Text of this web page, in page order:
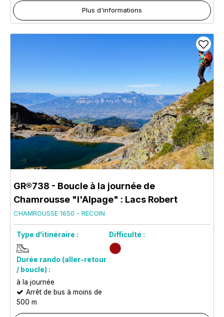
Plus d'informations
GR®738 - Boucle à la journée de
Chamrousse "l'Alpage" : Lacs Robert
CHAMROUSSE 1650 - RECOIN
Type d'itinéraire : Difficulté :
Durée rando (aller-retour
/ boucle) :
à la journée
Arrêt de bus à moins de
500 m